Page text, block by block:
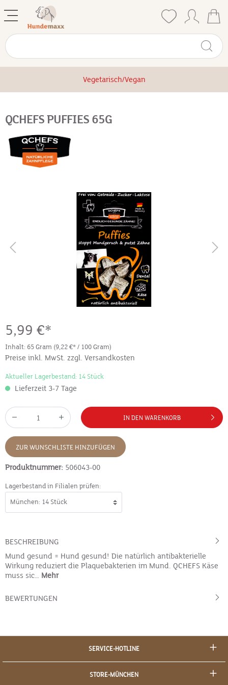
Vegetarisch/Vegan
QCHEFS PUFFIES 65G
5,99 €*
Inhalt: 65 Gram (9,22 €* / 100 Gram)
Preise inkl. MwSt. zzgl. Versandkosten
Aktueller Lagerbestand: 14 Stück
Lieferzeit 3-7 Tage
IN DEN WARENKORB
ZUR WUNSCHLISTE HINZUFÜGEN
Produktnummer: 506043-00
Lagerbestand in Filialen prüfen:
BESCHREIBUNG
Mund gesund = Hund gesund! Die natürlich antibakterielle
Wirkung reduziert die Plaquebakterien im Mund. QCHEFS Käse
muss sic… Mehr
BEWERTUNGEN
SERVICE-HOTLINE
STORE-MÜNCHEN